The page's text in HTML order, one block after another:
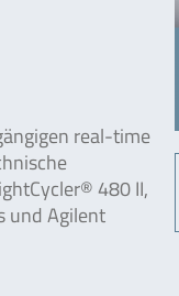
real-time
480 II,
und Agilent